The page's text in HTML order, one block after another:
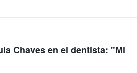
Chaves en el dentista: "Mi